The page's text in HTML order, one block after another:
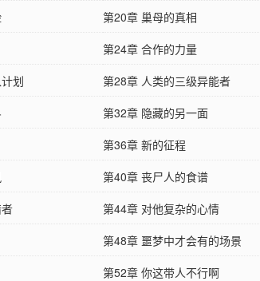
第20章 巢母的真相
第24章 合作的力量
划
第28章 人类的三级异能者
第32章 隐藏的另一面
第36章 新的征程
第40章 丧尸人的食谱
第44章 对他复杂的心情
第48章 噩梦中才会有的场景
第52章 你这带人不行啊